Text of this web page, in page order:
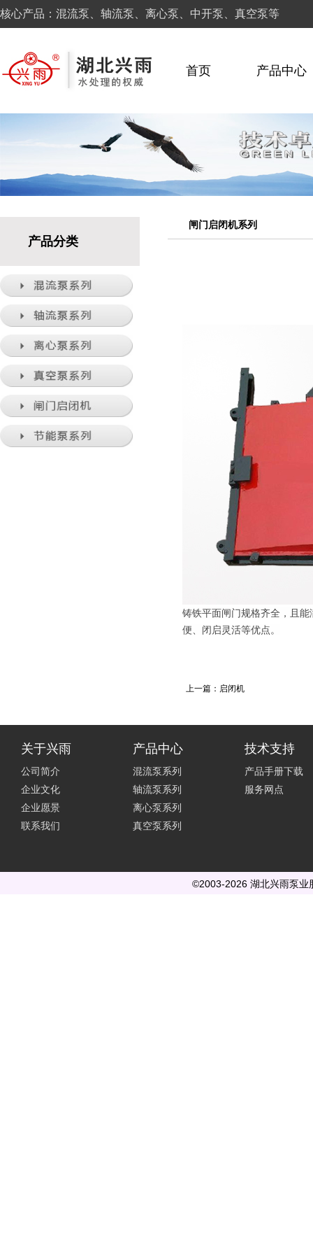
核心产品：混流泵、轴流泵、离心泵、中开泵、真空泵等
首页 产品中心
产品分类
闸门启闭机系列
铸铁平面闸门规格齐全，且
便、闭启灵活等优点。
上一篇： 启闭机
关于兴雨
公司简介
企业文化
企业愿景
联系我们
产品中心
混流泵系列
轴流泵系列
离心泵系列
真空泵系列
技术支持
产品手册下载
服务网点
©2003-2026 湖北兴雨泵